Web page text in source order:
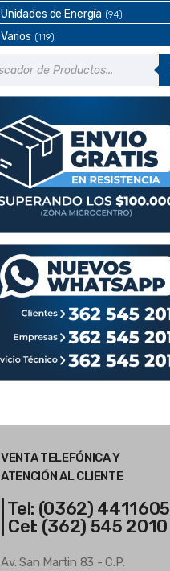
Unidades de Energía (94)
Varios (119)
VENTA TELEFÓNICA Y
ATENCIÓN AL CLIENTE
| Tel: (0362) 4411605
| Cel: (362) 545 2010
Av. San Martin 83 - C.P.